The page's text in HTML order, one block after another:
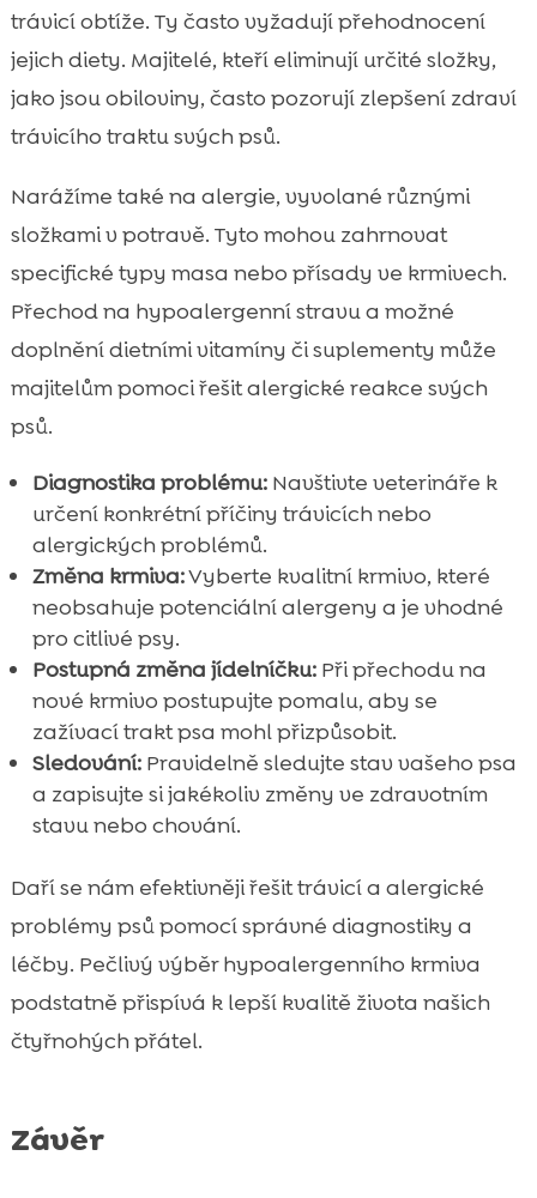
trávicí obtíže. Ty často vyžadují přehodnocení
jejich diety. Majitelé, kteří eliminují určité složky,
jako jsou obiloviny, často pozorují zlepšení zdraví
trávicího traktu svých psů.
Narážíme také na alergie, vyvolané různými
složkami v potravě. Tyto mohou zahrnovat
specifické typy masa nebo přísady ve krmivech.
Přechod na hypoalergenní stravu a možné
doplnění dietními vitamíny či suplementy může
majitelům pomoci řešit alergické reakce svých
psů.
Diagnostika problému:Navštivte veterináře k
určení konkrétní příčiny trávicích nebo
alergických problémů.
Změna krmiva:Vyberte kvalitní krmivo, které
neobsahuje potenciální alergeny a je vhodné
pro citlivé psy.
Postupná změna jídelníčku:Při přechodu na
nové krmivo postupujte pomalu, aby se
zažívací trakt psa mohl přizpůsobit.
Sledování:Pravidelně sledujte stav vašeho psa
a zapisujte si jakékoliv změny ve zdravotním
stavu nebo chování.
Daří se nám efektivněji řešit trávicí a alergické
problémy psů pomocí správné diagnostiky a
léčby. Pečlivý výběr hypoalergenního krmiva
podstatně přispívá k lepší kvalitě života našich
čtyřnohých přátel.
Závěr